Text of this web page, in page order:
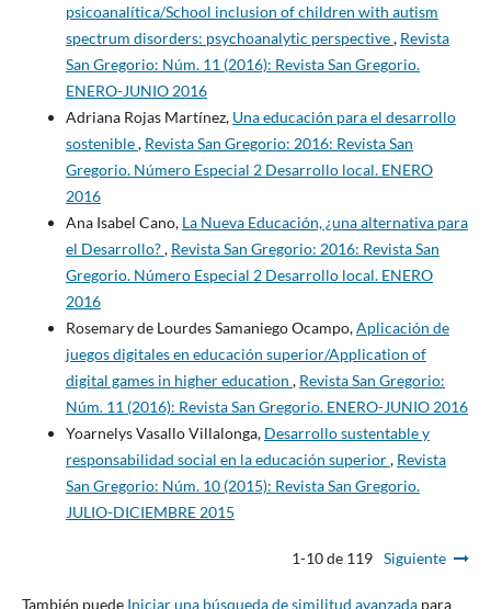
psicoanalítica/School inclusion of children with autism
spectrum disorders: psychoanalytic perspective, Revista
San Gregorio: Núm. 11 (2016): Revista San Gregorio.
ENERO-JUNIO 2016
Adriana Rojas Martínez, Una educación para el desarrollo
sostenible, Revista San Gregorio: 2016: Revista San
Gregorio. Número Especial 2 Desarrollo local. ENERO
2016
Ana Isabel Cano, La Nueva Educación, ¿una alternativa para
el Desarrollo?, Revista San Gregorio: 2016: Revista San
Gregorio. Número Especial 2 Desarrollo local. ENERO
2016
Rosemary de Lourdes Samaniego Ocampo,Aplicación de
juegos digitales en educación superior/Application of
digital games in higher education , Revista San Gregorio:
Núm. 11 (2016): Revista San Gregorio. ENERO-JUNIO 2016
Yoarnelys Vasallo Villalonga, Desarrollo sustentable y
responsabilidad social en la educación superior, Revista
San Gregorio: Núm. 10 (2015): Revista San Gregorio.
JULIO-DICIEMBRE 2015
1-10 de 119 Siguiente
También puede Iniciar una búsqueda de similitud avanzadapara